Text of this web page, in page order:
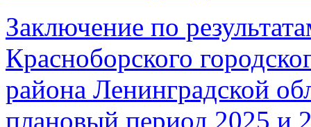
Заключение по
Красноборского
района Ленинградской
плановый период 2025 и